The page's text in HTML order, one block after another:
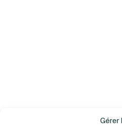
Gérer